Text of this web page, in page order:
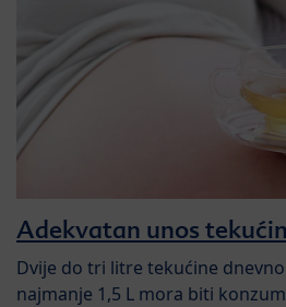
Adekvatan unos
Dvije do tri litre tekućine
najmanje 1,5 L mora biti